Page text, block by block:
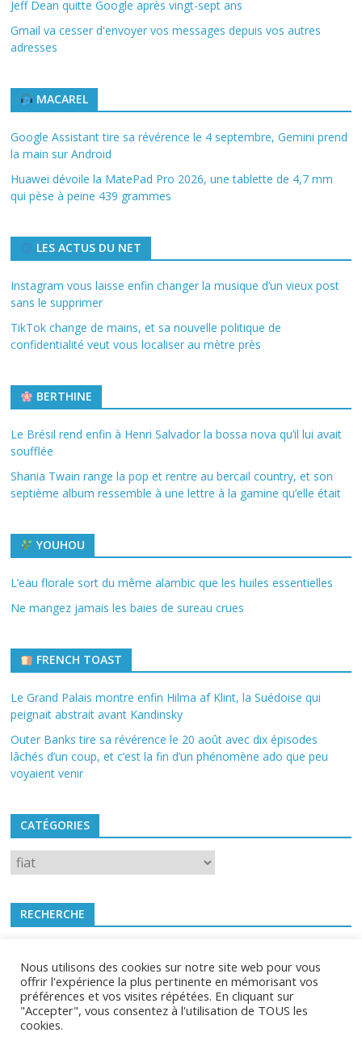
Jeff Dean quitte Google après vingt-sept ans
Gmail va cesser d'envoyer vos messages depuis vos autres
adresses
MACAREL
Google Assistant tire sa révérence le 4 septembre, Gemini prend
la main sur Android
Huawei dévoile la MatePad Pro 2026, une tablette de 4,7 mm
qui pèse à peine 439 grammes
LES ACTUS DU NET
Instagram vous laisse enfin changer la musique d’un vieux post
sans le supprimer
TikTok change de mains, et sa nouvelle politique de
confidentialité veut vous localiser au mètre près
BERTHINE
Le Brésil rend enfin à Henri Salvador la bossa nova qu’il lui avait
soufflée
Shania Twain range la pop et rentre au bercail country, et son
septième album ressemble à une lettre à la gamine qu’elle était
YOUHOU
L’eau florale sort du même alambic que les huiles essentielles
Ne mangez jamais les baies de sureau crues
FRENCH TOAST
Le Grand Palais montre enfin Hilma af Klint, la Suédoise qui
peignait abstrait avant Kandinsky
Outer Banks tire sa révérence le 20 août avec dix épisodes
lâchés d’un coup, et c’est la fin d’un phénomène ado que peu
voyaient venir
CATÉGORIES
Catégories
RECHERCHE